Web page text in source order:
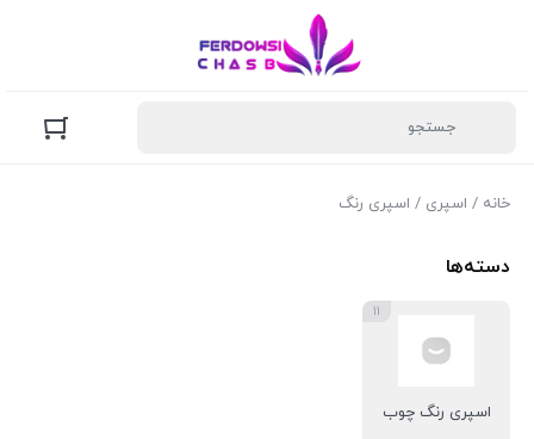
خانه / اسپری / اسپری رنگ
دسته‌ها
اسپری رنگ چوب
11